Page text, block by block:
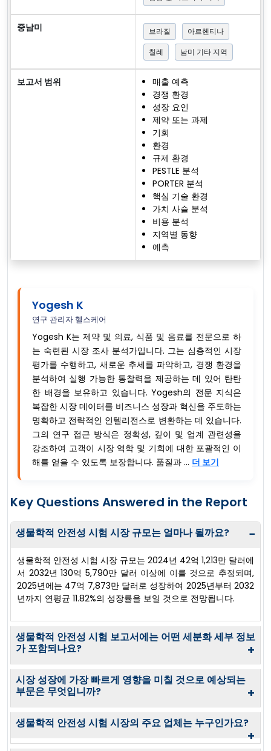
중남미 브라질
아르헨티나
칠레
남미 기타 지역
보고서 범위
매출 예측
경쟁 환경
성장 요인
제약 또는 과제
기회
환경
규제 환경
PESTLE 분석
PORTER 분석
핵심 기술 환경
가치 사슬 분석
비용 분석
지역별 동향
예측
Yogesh K
연구 관리자 헬스케어
Yogesh K는 제약 및 의료, 식품 및 음료를 전문으로 하
는 숙련된 시장 조사 분석가입니다. 그는 심층적인 시장
평가를 수행하고, 새로운 추세를 파악하고, 경쟁 환경을
분석하여 실행 가능한 통찰력을 제공하는 데 있어 탄탄
한 배경을 보유하고 있습니다. Yogesh의 전문 지식은
복잡한 시장 데이터를 비즈니스 성장과 혁신을 주도하는
명확하고 전략적인 인텔리전스로 변환하는 데 있습니다.
그의 연구 접근 방식은 정확성, 깊이 및 업계 관련성을
강조하여 고객이 시장 역학 및 기회에 대한 포괄적인 이
해를 얻을 수 있도록 보장합니다. 품질과 ... 더 보기
Key Questions Answered in the Report
생물학적 안전성 시험 시장 규모는 얼마나 될까요? −
생물학적 안전성 시험 시장 규모는 2024년 42억 1,213만 달러에
서 2032년 130억 5,790만 달러 이상에 이를 것으로 추정되며,
2025년에는 47억 7,873만 달러로 성장하여 2025년부터 2032
년까지 연평균 11.82%의 성장률을 보일 것으로 전망됩니다.
생물학적 안전성 시험 보고서에는 어떤 세분화 세부 정보
가 포함되나요?
+
시장 성장에 가장 빠르게 영향을 미칠 것으로 예상되는
부문은 무엇입니까?
+
생물학적 안전성 시험 시장의 주요 업체는 누구인가요?
+